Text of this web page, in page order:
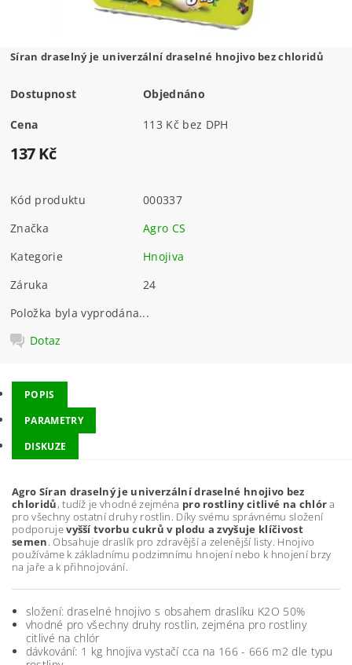
Síran draselný je univerzální draselné hnojivo bez chloridů
Dostupnost Objednáno
Cena 113 Kč bez DPH
137 Kč
Kód produktu
000337
Značka
Agro CS
Kategorie
Hnojiva
Záruka
24
Položka byla vyprodána...
Dotaz
POPIS
PARAMETRY
DISKUZE
Agro Síran draselný je univerzální draselné hnojivo bez
chloridů, tudíž je vhodné zejména pro rostliny citlivé na chlóra
pro všechny ostatní druhy rostlin. Díky svému správnému složení
podporujevyšší tvorbu cukrů v plodu a zvyšuje klíčivost
semen. Obsahuje draslík pro zdravější a zelenější listy. Hnojivo
používáme k základnímu podzimnímu hnojení nebo k hnojení brzy
na jaře a k přihnojování.
složení: draselné hnojivo s obsahem draslíku K2O 50%
vhodné pro všechny druhy rostlin, zejména pro rostliny
citlivé na chlór
dávkování: 1 kg hnojiva vystačí cca na 166 - 666 m2 dle typu